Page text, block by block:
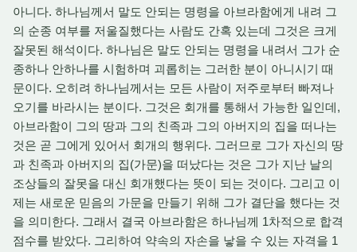
아니다. 하나님께서 말도 안되는 명령을 아브라함에게 내려 그
의 순종 여부를 저울질했다는 사람도 간혹 있는데 그것은 크게
잘못된 해석이다. 하나님은 말도 안되는 명령을 내려서 그가 순
종하나 안하나를 시험하며 괴롭히는 그러한 분이 아니시기 때
문이다. 오히려 하나님께서는 모든 사람이 저주로부터 빠져나
오기를 바라시는 분이다. 그것은 회개를 통해서 가능한 일인데,
아브라함이 그의 땅과 그의 친족과 그의 아버지의 집을 떠나는
것은 곧 그에게 있어서 회개의 행위다. 그러므로 그가 자신의 땅
과 친족과 아버지의 집(가문)을 떠났다는 것은 그가 지난 날의
조상들의 잘못을 대신 회개했다는 뜻이 되는 것이다. 그리고 이
제는 새로운 믿음의 가문을 만들기 위해 그가 결단을 했다는 것
을 의미한다. 그래서 결국 아브라함은 하나님께 1차적으로 합격
점수를 받았다. 그리하여 약속의 자손을 낳을 수 있는 자격을 1